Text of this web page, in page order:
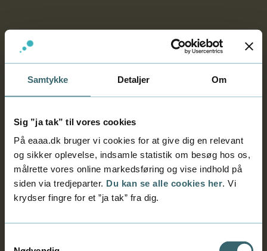
Samtykke Detaljer Om
Sig ”ja tak” til vores cookies
På eaaa.dk bruger vi cookies for at give dig en relevant
og sikker oplevelse, indsamle statistik om besøg hos os,
målrette vores online markedsføring og vise indhold på
siden via tredjeparter. Du kan se alle cookies her. Vi
krydser fingre for et ”ja tak” fra dig.
Google Scholar
At lave en god søgning og finde de helt rigtigt
bøger til din opgave, er en vigtig del af ethvert
projekt.
I videoen nedenunder får du nogle tips til,
hvordan du bruger Google Scholar effektivt, til
hurtigt og nemt at finde det du leder efter.